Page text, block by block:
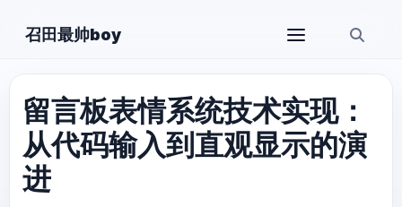
召田最帅boy
留言板表情系统技术实现：
从代码输入到直观显示的演
进